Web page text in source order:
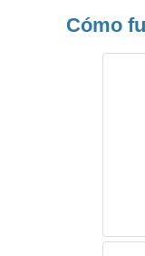
Cómo